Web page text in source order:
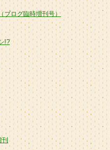
ブログ臨時増刊号）
!?